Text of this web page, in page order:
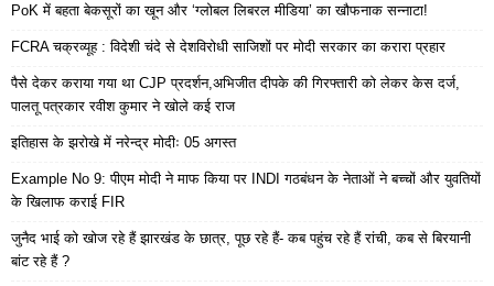
PoK में बहता बेकसूरों का खून और ‘ग्लोबल लिबरल मीडिया’ का खौफनाक सन्नाटा!
FCRA चक्रव्यूह : विदेशी चंदे से देशविरोधी साजिशों पर मोदी सरकार का करारा प्रहार
पैसे देकर कराया गया था CJP प्रदर्शन,अभिजीत दीपके की गिरफ्तारी को लेकर केस दर्ज,
पालतू पत्रकार रवीश कुमार ने खोले कई राज
इतिहास के झरोखे में नरेन्द्र मोदीः 05 अगस्त
Example No 9: पीएम मोदी ने माफ किया पर INDI गठबंधन के नेताओं ने बच्चों और युवतियों
के खिलाफ कराई FIR
जुनैद भाई को खोज रहे हैं झारखंड के छात्र, पूछ रहे हैं- कब पहुंच रहे हैं रांची, कब से बिरयानी
बांट रहे हैं ?